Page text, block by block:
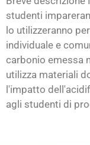
studenti
lo utilizzeranno
individuale e
carbonio emessa
utilizza materiali
l'impatto
agli studenti di